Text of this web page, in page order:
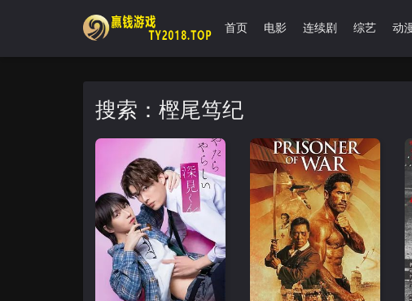
首页 电影 连续剧 综艺 动
搜索：樫尾笃纪